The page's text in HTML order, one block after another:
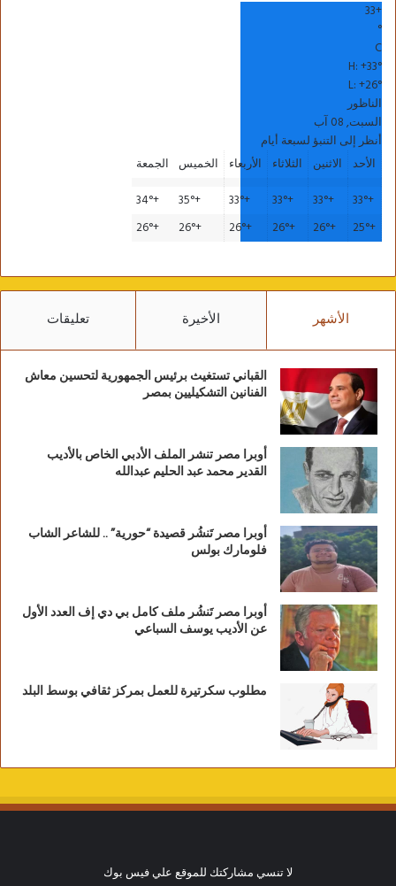
+
33
°
C
H:+33°
L:+26°
الناظور
السبت, 08 آب
أنظر إلى التنبؤ لسبعة أيام
الأحد
الاثنين الثلاثاء الأربعاء الخميس الجمعة
+
33°
+
33°
+
33°
+
33°
+
35°
+
34°
+
25°
+
26°
+
26°
+
26°
+
26°
+
26°
الأشهر الأخيرة تعليقات
القباني تستغيث برئيس الجمهورية لتحسين معاش
الفنانين التشكيليين بمصر
أوبرا مصر تنشر الملف الأدبي الخاص بالأديب
القدير محمد عبد الحليم عبدالله
أوبرا مصر تَنشُر قصيدة “حورية” .. للشاعر الشاب
فلومارك بولس
أوبرا مصر تَنشُر ملف كامل بي دي إف العدد الأول
عن الأديب يوسف السباعي
مطلوب سكرتيرة للعمل بمركز ثقافي بوسط البلد
لا تنسي مشاركتك للموقع علي فيس بوك